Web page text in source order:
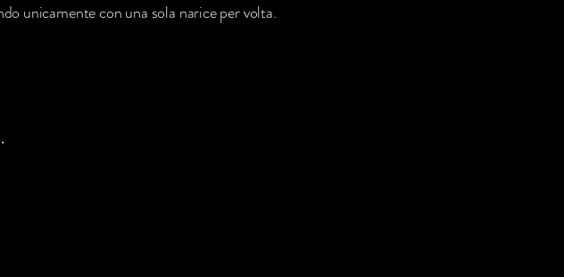
unicamente con una sola narice per volta.